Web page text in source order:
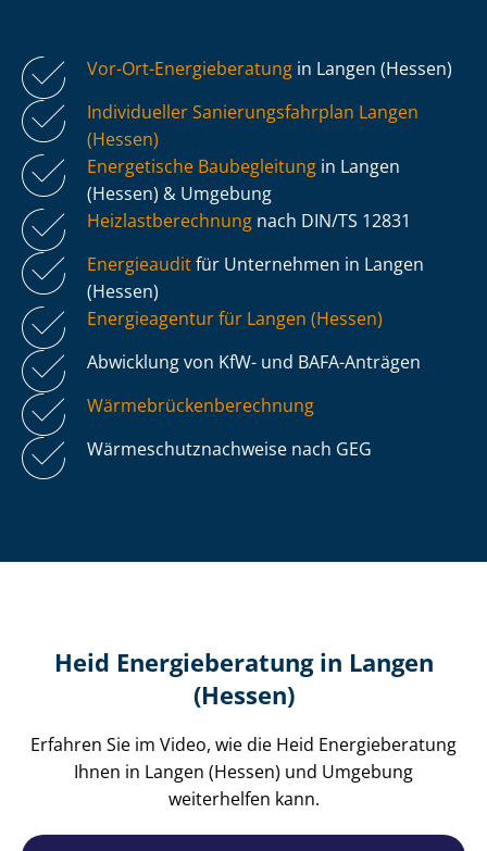
Vor-Ort-Energieberatung in Langen (Hessen)
Individueller Sa­nie­rungs­fahr­plan Langen
(Hessen)
Energetische Baubegleitung in Langen
(Hessen) & Umgebung
Heiz­last­be­rech­nung nach DIN/TS 12831
Energieauditfür Unternehmen in Langen
(Hessen)
Energieagentur für Langen (Hessen)
Abwicklung von KfW- und BAFA-Anträgen
Wär­me­brü­cken­be­rech­nung
Wär­me­schutz­nach­wei­se nach GEG
Heid Energieberatung in Langen
(Hessen)
Erfahren Sie im Video, wie die Heid Energieberatung
Ihnen in Langen (Hessen) und Umgebung
weiterhelfen kann.